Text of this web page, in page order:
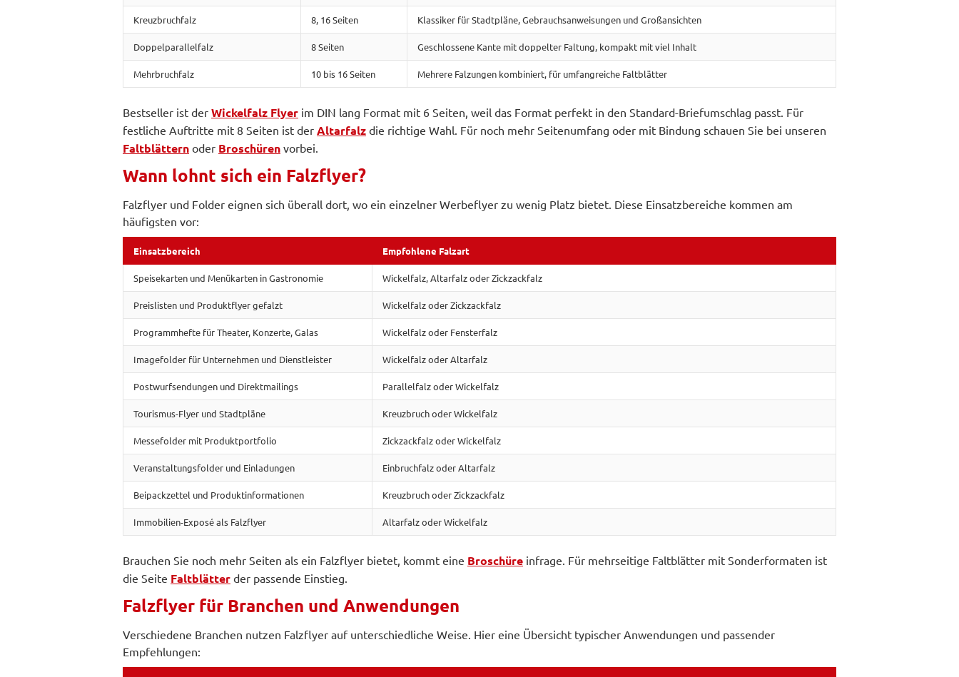
Kreuzbruchfalz 8, 16 Seiten Klassiker für Stadtpläne, Gebrauchsanweisungen und Großansichten
Doppelparallelfalz 8 Seiten Geschlossene Kante mit doppelter Faltung, kompakt mit viel Inhalt
Mehrbruchfalz 10 bis 16 Seiten Mehrere Falzungen kombiniert, für umfangreiche Faltblätter
Bestseller ist der Wickelfalz Flyer im DIN lang Format mit 6 Seiten, weil das Format perfekt in den Standard-Briefumschlag passt. Für
festliche Auftritte mit 8 Seiten ist der Altarfalz die richtige Wahl. Für noch mehr Seitenumfang oder mit Bindung schauen Sie bei unseren
Faltblättern oder Broschüren vorbei.
Wann lohnt sich ein Falzflyer?
Falzflyer und Folder eignen sich überall dort, wo ein einzelner Werbeflyer zu wenig Platz bietet. Diese Einsatzbereiche kommen am
häufigsten vor:
Einsatzbereich Empfohlene Falzart
Speisekarten und Menükarten in Gastronomie Wickelfalz, Altarfalz oder Zickzackfalz
Preislisten und Produktflyer gefalzt Wickelfalz oder Zickzackfalz
Programmhefte für Theater, Konzerte, Galas Wickelfalz oder Fensterfalz
Imagefolder für Unternehmen und Dienstleister Wickelfalz oder Altarfalz
Postwurfsendungen und Direktmailings Parallelfalz oder Wickelfalz
Tourismus-Flyer und Stadtpläne Kreuzbruch oder Wickelfalz
Messefolder mit Produktportfolio Zickzackfalz oder Wickelfalz
Veranstaltungsfolder und Einladungen Einbruchfalz oder Altarfalz
Beipackzettel und Produktinformationen Kreuzbruch oder Zickzackfalz
Immobilien-Exposé als Falzflyer Altarfalz oder Wickelfalz
Brauchen Sie noch mehr Seiten als ein Falzflyer bietet, kommt eine Broschüre infrage. Für mehrseitige Faltblätter mit Sonderformaten ist
die Seite Faltblätter der passende Einstieg.
Falzflyer für Branchen und Anwendungen
Verschiedene Branchen nutzen Falzflyer auf unterschiedliche Weise. Hier eine Übersicht typischer Anwendungen und passender
Empfehlungen: